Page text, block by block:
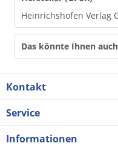
Heinrichshofen Verlag
Das könnte Ihnen
Kontakt
Service
Informationen